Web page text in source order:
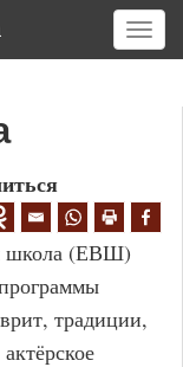
T
o
a
a
школа (ЕВШ)
традиции,